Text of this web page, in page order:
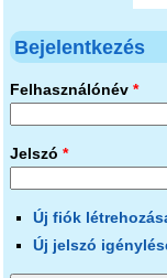
Bejelentkezés
Felhasználónév *
Jelszó *
Új fiók
Új jelszó